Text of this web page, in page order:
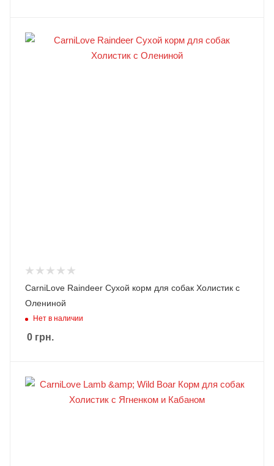
CarniLove Raindeer Сухой корм для собак Холистик с
Олениной
Нет в наличии
0 грн.